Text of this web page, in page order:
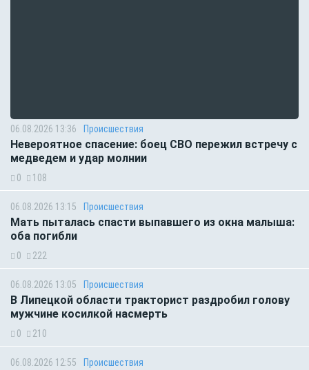
06.08.2026 13:36 Происшествия
Невероятное спасение: боец СВО пережил встречу с
медведем и удар молнии
0 108
06.08.2026 13:15 Происшествия
Мать пыталась спасти выпавшего из окна малыша:
оба погибли
0 222
06.08.2026 13:05 Происшествия
В Липецкой области тракторист раздробил голову
мужчине косилкой насмерть
0 210
06.08.2026 12:55 Происшествия